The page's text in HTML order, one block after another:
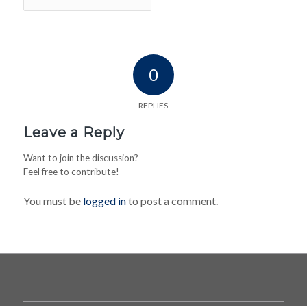
0
REPLIES
Leave a Reply
Want to join the discussion?
Feel free to contribute!
You must be logged into post a comment.